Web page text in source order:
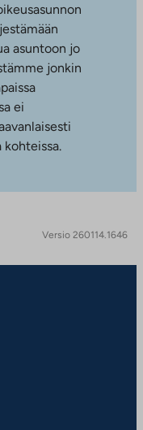
asuntoon jo
jonkin
ei
Versio 260114.1646